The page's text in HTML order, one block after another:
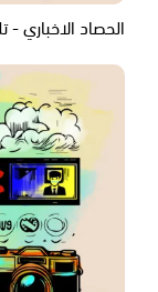
الحصاد الاخباري -